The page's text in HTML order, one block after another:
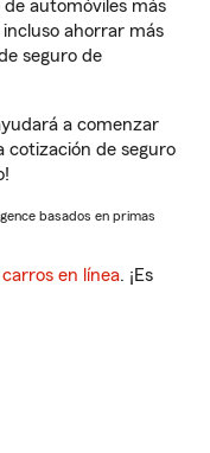
automóviles más
incluso ahorrar más
seguro de
a comenzar
cotización de seguro
basados en primas
en línea. ¡Es